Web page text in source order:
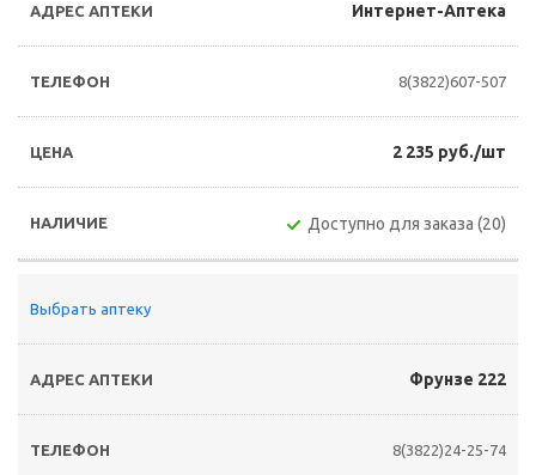
Интернет-Аптека
8(3822)607-507
2 235 руб./шт
Доступно для заказа (20)
Выбрать аптеку
Фрунзе 222
8(3822)24-25-74